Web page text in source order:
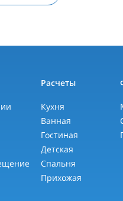
Расчеты
Кухня
Ванная
Гостиная
Детская
Спальня
Прихожая